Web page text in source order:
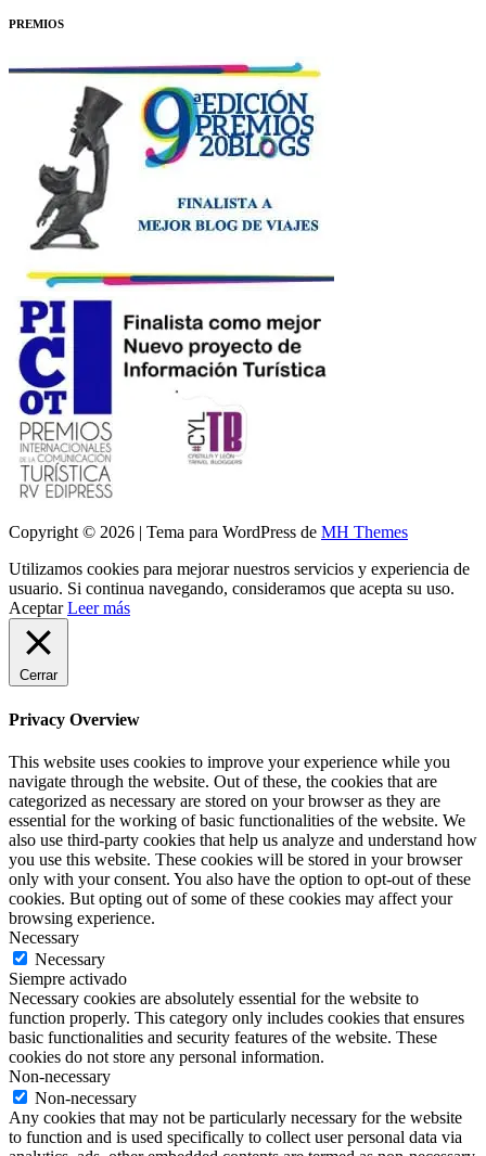
PREMIOS
Copyright © 2026 | Tema para WordPress de MH Themes
Utilizamos cookies para mejorar nuestros servicios y experiencia de
usuario. Si continua navegando, consideramos que acepta su uso.
Aceptar Leer más
Cerrar
Privacy Overview
This website uses cookies to improve your experience while you
navigate through the website. Out of these, the cookies that are
categorized as necessary are stored on your browser as they are
essential for the working of basic functionalities of the website. We
also use third-party cookies that help us analyze and understand how
you use this website. These cookies will be stored in your browser
only with your consent. You also have the option to opt-out of these
cookies. But opting out of some of these cookies may affect your
browsing experience.
Necessary
Necessary
Siempre activado
Necessary cookies are absolutely essential for the website to
function properly. This category only includes cookies that ensures
basic functionalities and security features of the website. These
cookies do not store any personal information.
Non-necessary
Non-necessary
Any cookies that may not be particularly necessary for the website
to function and is used specifically to collect user personal data via